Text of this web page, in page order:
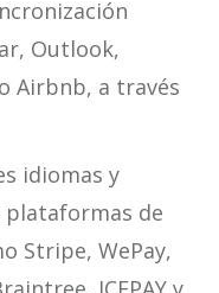
Outlook,
Airbnb, a través
idiomas y
plataformas de
Stripe, WePay,